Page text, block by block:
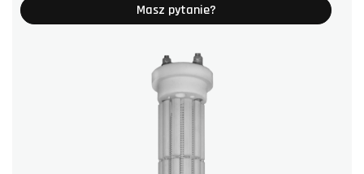
Masz pytanie?